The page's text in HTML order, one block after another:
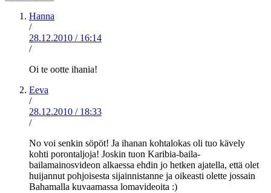
Hanna
/
28.12.2010 / 16:14
/
Oi te ootte ihania!
Eeva
/
28.12.2010 / 18:33
/
No voi senkin söpöt! Ja ihanan kohtalokas oli tuo kävely
kohti porontaljoja! Joskin tuon Karibia-baila-
bailamainosvideon alkaessa ehdin jo hetken ajatella, että olet
huijannut pohjoisesta sijainnistanne ja oikeasti olette jossain
Bahamalla kuvaamassa lomavideoita :)